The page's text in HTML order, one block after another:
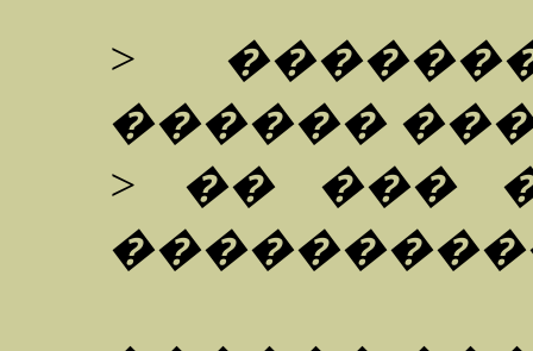
>
������
> �� ���